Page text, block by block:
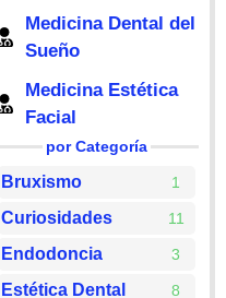
Medicina Dental del
Sueño
Medicina Estética
Facial
por Categoría
Bruxismo 1
Curiosidades 11
Endodoncia 3
Estética Dental 8